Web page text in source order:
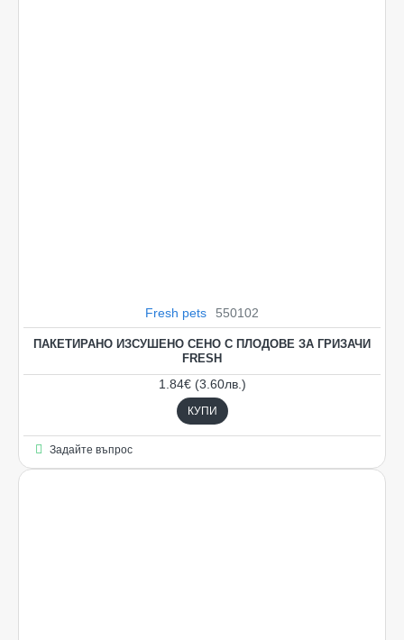
Fresh pets 550102
ПАКЕТИРАНО ИЗСУШЕНО СЕНО С ПЛОДОВЕ ЗА ГРИЗАЧИ
FRESH
1.84€ (3.60лв.)
КУПИ
Задайте въпрос